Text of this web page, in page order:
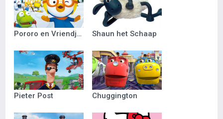
Pororo en Vriendjes Shaun het Schaap
Pieter Post Chuggington